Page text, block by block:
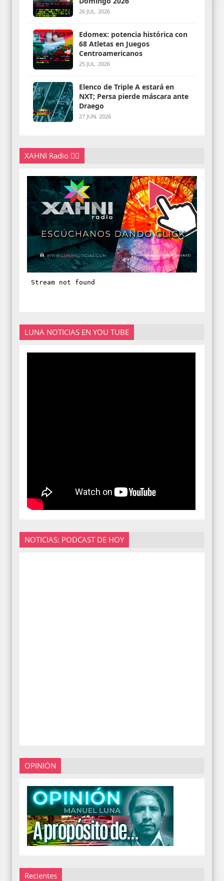
26 JUL. 2026
Edomex: potencia histórica con
68 Atletas en Juegos
Centroamericanos
25 JUL. 2026
Elenco de Triple A estará en
NXT; Persa pierde máscara ante
Draego
27 JUN. 2026
XAHNI Radio 👇🏽
LUNA NOTICIAS EN YOU TUBE
NOTICIAS: PODCAST DE HOY
OPINIÓN
Recientes